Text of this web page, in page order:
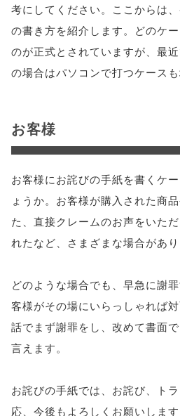
考にしてください。ここからは
の書き方を紹介します。どのケ
のが正式とされていますが、最
の場合はパソコンで打つケースも
お客様
お客様にお詫びの手紙を書くケ
ょうか。お客様が購入された商
た、直接クレームのお声をいた
れたなど、さまざまな場合があり
どのような場合でも、早急に謝
客様がその場にいらっしゃれば
話でまず謝罪をし、改めて書面
言えます。
お詫びの手紙では、お詫び、ト
応、今後もよろしくお願いしま